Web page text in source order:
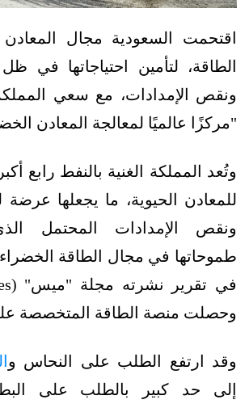
اقتحمت السعودية مجال المعادن
الطاقة، لتأمين احتياجاتها في
ونقص الإمدادات، مع سعي
"مركزًا عالميًا لمعالجة المعادن
وتُعد المملكة الغنية بالنفط رابع
للمعادن الحيوية، ما يجعلها عرضة
ونقص الإمدادات المحتمل
طموحاتها في مجال الطاقة
وحصلت منصة الطاقة المتخصصة
وقد ارتفع الطلب على النحاس و
إلى حد كبير بالطلب على